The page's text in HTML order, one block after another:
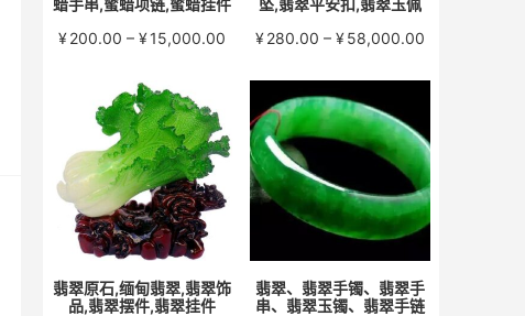
蜡手串,蜜蜡项链,蜜蜡挂件
¥200.00 – ¥15,000.00
¥200.00
至
¥15,000.00
坠,翡翠平安扣,翡翠玉佩
¥280.00 – ¥58,000.00
范
至
¥58,000.00
翡翠原石,缅甸翡翠,翡翠饰
品,翡翠摆件,翡翠挂件
翡翠、翡翠手镯、翡翠手
串、翡翠玉镯、翡翠手链